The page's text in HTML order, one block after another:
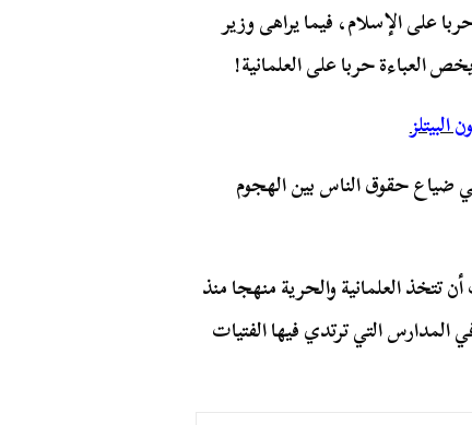
على الإسلام، فيما يراهى وزير
العباءة حربا على العلمانية!
في ضياع حقوق الناس بين الهجوم
تتخذ العلمانية والحرية منهجا منذ
المدارس التي ترتدي فيها الفتيات